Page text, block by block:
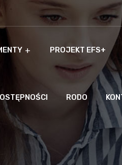
PROJEKT EFS+
RODO